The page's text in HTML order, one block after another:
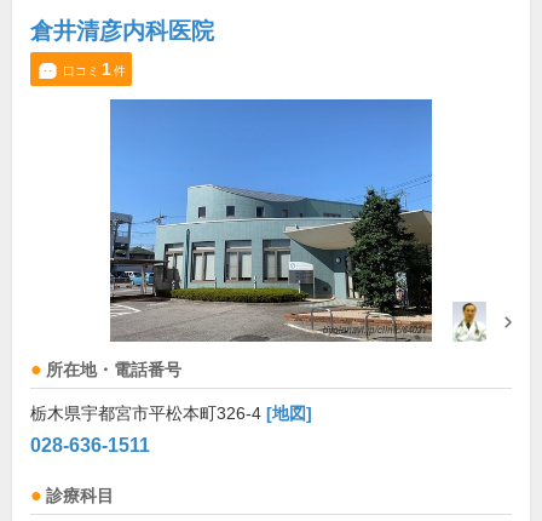
倉井清彦内科医院
口コミ 1件
所在地・電話番号
栃木県宇都宮市平松本町326-4 [地図]
028-636-1511
診療科目